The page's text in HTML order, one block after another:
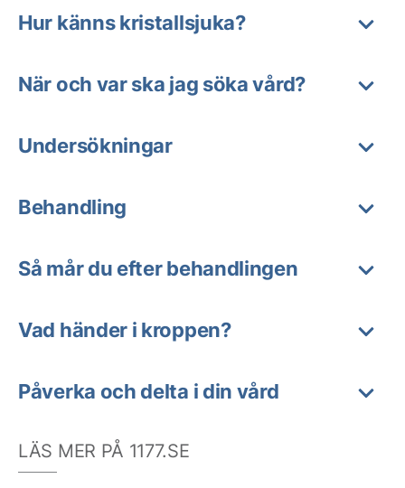
Hur känns kristallsjuka?
När och var ska jag söka vård?
Undersökningar
Behandling
Så mår du efter behandlingen
Vad händer i kroppen?
Påverka och delta i din vård
LÄS MER PÅ 1177.SE